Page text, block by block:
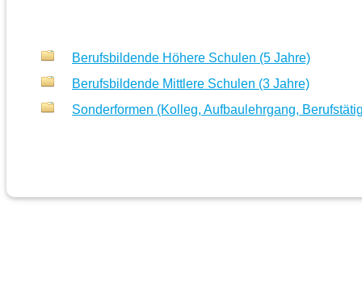
Berufsbildende Höhere Schulen (5 Jahre)
Berufsbildende Mittlere Schulen (3 Jahre)
Sonderformen (Kolleg, Aufbaulehrgang,